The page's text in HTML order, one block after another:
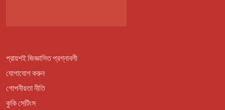
প্রায়শই জিজ্ঞাসিত প্রশ্নাবলী
যোগাযোগ করুন
গোপনীয়তা নীতি
কুকি সেটিংস